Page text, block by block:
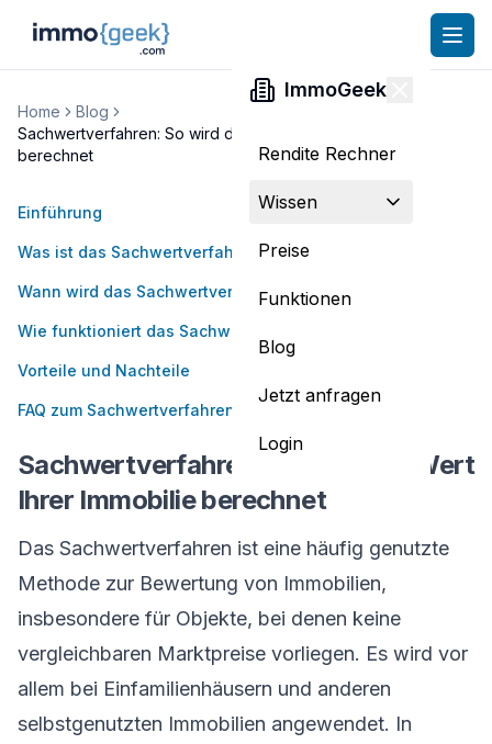
ImmoGeek
Rendite Rechner
Wissen
Preise
Funktionen
Blog
Jetzt anfragen
Login
Home
Blog
Sachwertverfahren: So wird der Wert Ihrer Immobilie
berechnet
Einführung
Was ist das Sachwertverfahren?
Wann wird das Sachwertverfahren angewendet?
Wie funktioniert das Sachwertverfahren?
Vorteile und Nachteile
FAQ zum Sachwertverfahren
Sachwertverfahren: So wird der Wert
Ihrer Immobilie berechnet
Das Sachwertverfahren ist eine häufig genutzte
Methode zur Bewertung von Immobilien,
insbesondere für Objekte, bei denen keine
vergleichbaren Marktpreise vorliegen. Es wird vor
allem bei Einfamilienhäusern und anderen
selbstgenutzten Immobilien angewendet. In